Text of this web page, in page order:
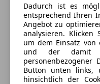
Schadstoffklasse
Kraftstoff
Dadurch ist es
entsprechend Ihren
Angebot zu
analysieren.
um dem Einsatz von
und der damit
personenbezogener
Button unten links,
hinsichtlich der